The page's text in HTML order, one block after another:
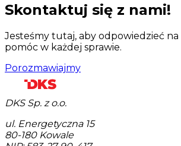
Skontaktuj się z nami!
Jesteśmy tutaj, aby odpowiedzieć na
pomóc w każdej sprawie.
Porozmawiajmy
DKS Sp. z o.o.
ul. Energetyczna 15
80-180 Kowale